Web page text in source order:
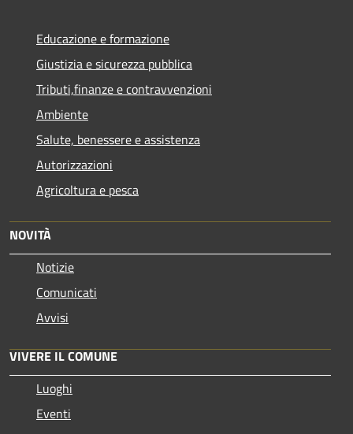
Educazione e formazione
Giustizia e sicurezza pubblica
Tributi,finanze e contravvenzioni
Ambiente
Salute, benessere e assistenza
Autorizzazioni
Agricoltura e pesca
NOVITÀ
Notizie
Comunicati
Avvisi
VIVERE IL COMUNE
Luoghi
Eventi